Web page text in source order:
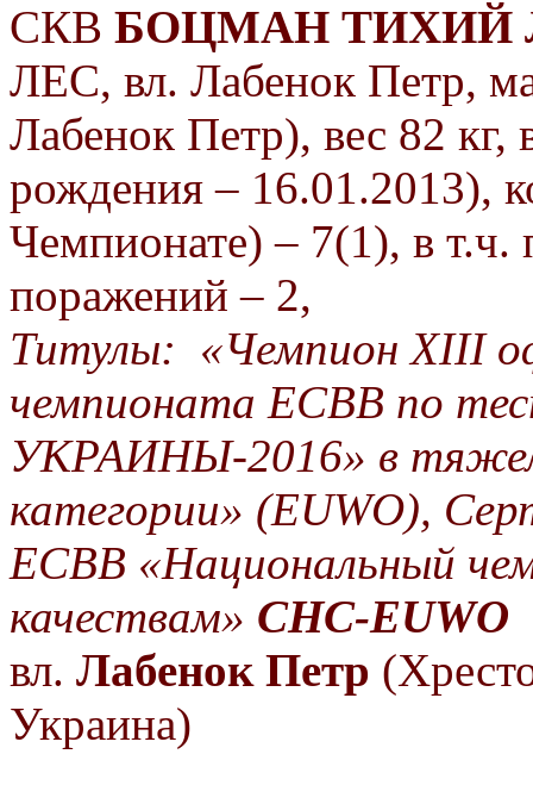
СКВ БОЦМАН ТИХИЙ
ЛЕС, вл. Лабенок Петр,
Лабенок Петр), вес 82 кг,
рождения – 16.01.2013),
Чемпионате) – 7(1), в т.ч.
поражений – 2,
Титулы: «Чемпион ХIІІ
чемпионата ЕСВВ по
УКРАИНЫ-2016» в
категории» (EUWO),
ЕСВВ «Национальный
качествам» CHC-EUWO
вл. Лабенок Петр
Украина)